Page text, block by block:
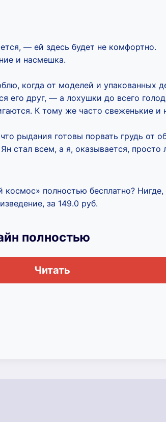
— ей здесь будет не комфортно.
и насмешка.
когда от моделей и упакованных
его друг, — а лохушки до всего
К тому же часто свеженькие и
рыдания готовы порвать грудь от
стал всем, а я, оказывается, просто
полностью бесплатно?
за 149.0 руб.
полностью
Читать